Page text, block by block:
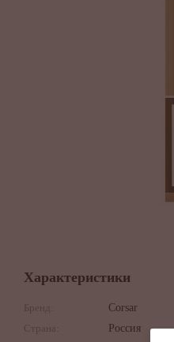
Характеристики
Бренд:
Corsar
Страна:
Россия